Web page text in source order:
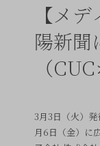
【メ
陽新聞
（
3月3日（火）
月6日（金）に